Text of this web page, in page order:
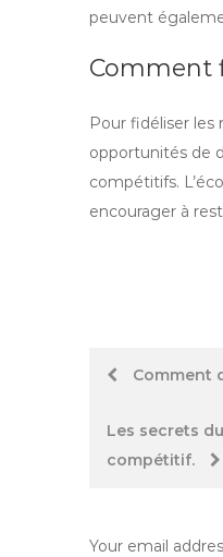
peuvent
Comment
Pour fidéliser les
opportunités de
compétitifs.
encourager à
Post
navigation
Comment
Les secrets
compétitif.
Your email